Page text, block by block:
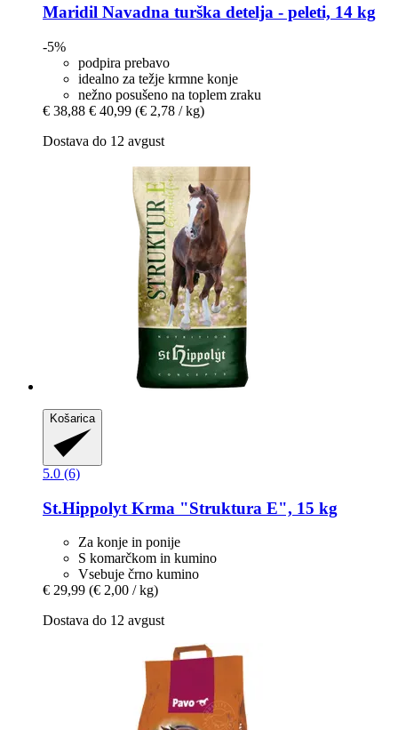
Maridil Navadna turška detelja -​ peleti, 14 kg
-5%
podpira prebavo
idealno za težje krmne konje
nežno posušeno na toplem zraku
€ 38,88 € 40,99 (€ 2,78 / kg)
Dostava do 12 avgust
Košarica
5.0 (6)
St.Hippolyt Krma "Struktura E", 15 kg
Za konje in ponije
S komarčkom in kumino
Vsebuje črno kumino
€ 29,99 (€ 2,00 / kg)
Dostava do 12 avgust